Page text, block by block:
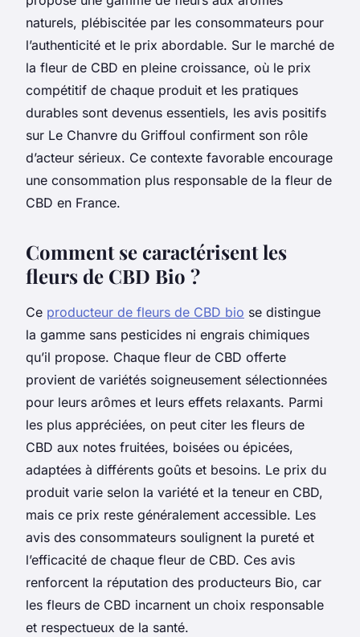
naturels, plébiscitée par les consommateurs pour
l’authenticité et le prix abordable. Sur le marché de
la fleur de CBD en pleine croissance, où le prix
compétitif de chaque produit et les pratiques
durables sont devenus essentiels, les avis positifs
sur Le Chanvre du Griffoul confirment son rôle
d’acteur sérieux. Ce contexte favorable encourage
une consommation plus responsable de la fleur de
CBD en France.
Comment se caractérisent les
fleurs de CBD Bio ?
Ce producteur de fleurs de CBD bio se distingue
la gamme sans pesticides ni engrais chimiques
qu’il propose. Chaque fleur de CBD offerte
provient de variétés soigneusement sélectionnées
pour leurs arômes et leurs effets relaxants. Parmi
les plus appréciées, on peut citer les fleurs de
CBD aux notes fruitées, boisées ou épicées,
adaptées à différents goûts et besoins. Le prix du
produit varie selon la variété et la teneur en CBD,
mais ce prix reste généralement accessible. Les
avis des consommateurs soulignent la pureté et
l’efficacité de chaque fleur de CBD. Ces avis
renforcent la réputation des producteurs Bio, car
les fleurs de CBD incarnent un choix responsable
et respectueux de la santé.